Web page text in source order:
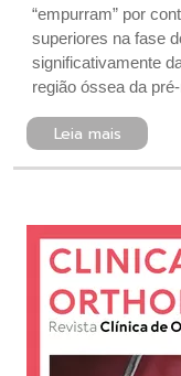
“empurram” por
superiores na fase
significativamente
região óssea da
Leia mais